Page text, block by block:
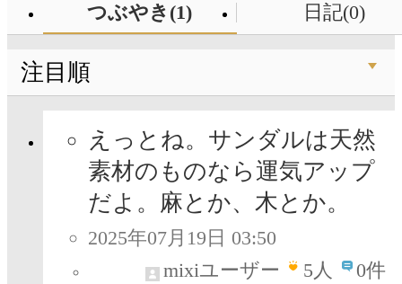
つぶやき(1) 日記(0)
注目順
えっとね。サンダルは天然
素材のものなら運気アップ
だよ。麻とか、木とか。
2025年07月19日 03:50
mixiユーザー
5人 0件